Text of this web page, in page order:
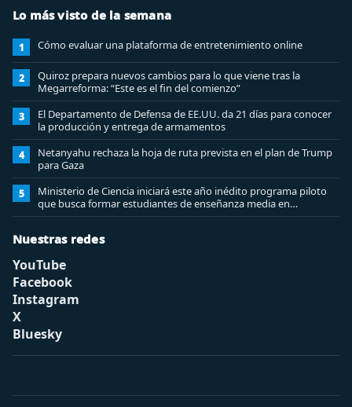
Lo más visto de la semana
1 Cómo evaluar una plataforma de entretenimiento online
2
Quiroz prepara nuevos cambios para lo que viene tras la
Megarreforma: “Este es el fin del comienzo”
3
El Departamento de Defensa de EE.UU. da 21 días para conocer
la producción y entrega de armamentos
4
Netanyahu rechaza la hoja de ruta prevista en el plan de Trump
para Gaza
5
Ministerio de Ciencia iniciará este año inédito programa piloto
que busca formar estudiantes de enseñanza media en
ciberseguridad
Nuestras redes
YouTube
Facebook
Instagram
X
Bluesky